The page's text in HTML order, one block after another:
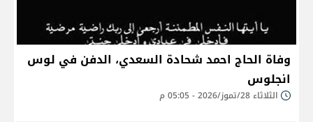
وفاة الحاج احمد شحادة السعدي، الدفن في لوس
انجلوس
الثلاثاء 28/تموز/2026 - 05:05 م